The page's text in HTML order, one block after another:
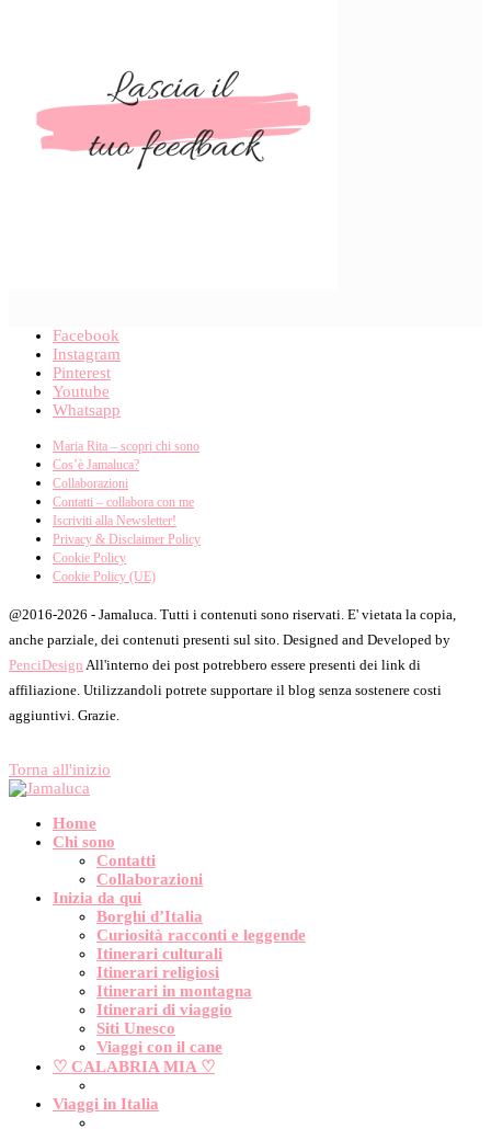
Facebook
Instagram
Pinterest
Youtube
Whatsapp
Maria Rita – scopri chi sono
Cos’è Jamaluca?
Collaborazioni
Contatti – collabora con me
Iscriviti alla Newsletter!
Privacy & Disclaimer Policy
Cookie Policy
Cookie Policy (UE)
@2016-2026 - Jamaluca. Tutti i contenuti sono riservati. E' vietata la copia,
anche parziale, dei contenuti presenti sul sito. Designed and Developed by
PenciDesign All'interno dei post potrebbero essere presenti dei link di
affiliazione. Utilizzandoli potrete supportare il blog senza sostenere costi
aggiuntivi. Grazie.
Torna all'inizio
Home
Chi sono
Contatti
Collaborazioni
Inizia da qui
Borghi d’Italia
Curiosità racconti e leggende
Itinerari culturali
Itinerari religiosi
Itinerari in montagna
Itinerari di viaggio
Siti Unesco
Viaggi con il cane
♡ CALABRIA MIA ♡
Viaggi in Italia